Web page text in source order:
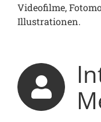
Videofilme,
Illustrationen.